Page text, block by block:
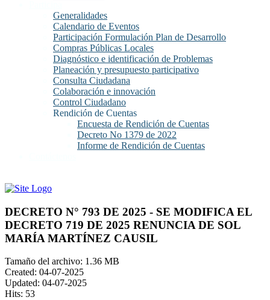
Generalidades
Calendario de Eventos
Participación Formulación Plan de Desarrollo
Compras Públicas Locales
Diagnóstico e identificación de Problemas
Planeación y presupuesto participativo
Consulta Ciudadana
Colaboración e innovación
Control Ciudadano
Rendición de Cuentas
Encuesta de Rendición de Cuentas
Decreto No 1379 de 2022
Informe de Rendición de Cuentas
DECRETO N° 793 DE 2025 - SE MODIFICA EL
DECRETO 719 DE 2025 RENUNCIA DE SOL
MARÍA MARTÍNEZ CAUSIL
Tamaño del archivo: 1.36 MB
Created: 04-07-2025
Updated: 04-07-2025
Hits: 53